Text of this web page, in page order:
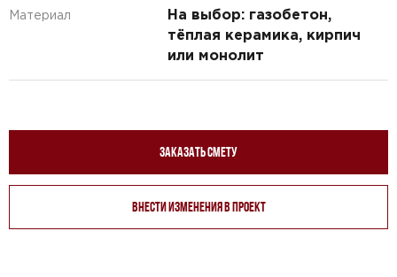
Материал
На выбор: газобетон,
тёплая керамика, кирпич
или монолит
Заказать смету
Внести изменения в проект